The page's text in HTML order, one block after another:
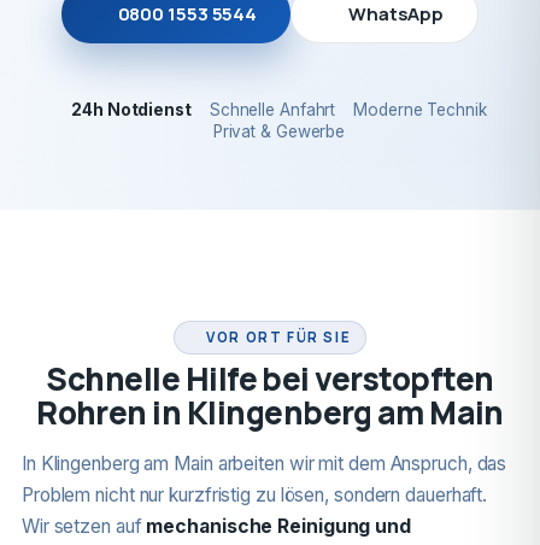
0800 1553 5544 WhatsApp
24h Notdienst Schnelle Anfahrt
Moderne Technik
Privat & Gewerbe
VOR ORT FÜR SIE
Schnelle Hilfe bei verstopften
Rohren in Klingenberg am Main
In Klingenberg am Main arbeiten wir mit dem Anspruch, das
Problem nicht nur kurzfristig zu lösen, sondern dauerhaft.
Wir setzen auf mechanische Reinigung und